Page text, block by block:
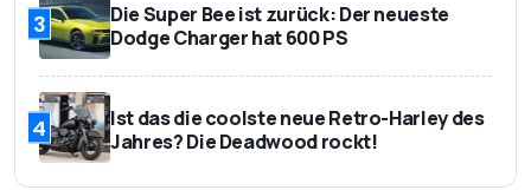
3
Die Super Bee ist zurück: Der neueste
Dodge Charger hat 600 PS
4
Ist das die coolste neue Retro-Harley des
Jahres? Die Deadwood rockt!